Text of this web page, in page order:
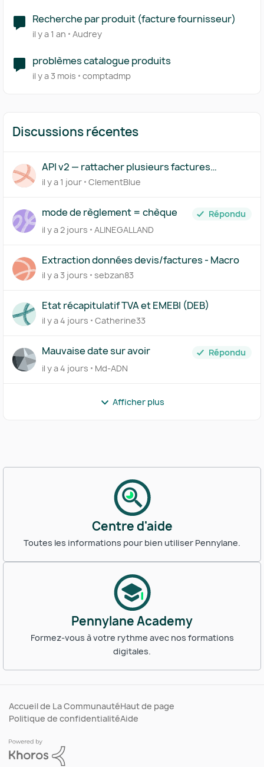
Recherche par produit (facture fournisseur)
il y a 1 an Audrey
problèmes catalogue produits
il y a 3 mois comptadmp
Discussions récentes
API v2 — rattacher plusieurs factures
(acompte/solde) à un même devis
il y a 1 jour ClementBlue
mode de règlement = chèque
Répondu
il y a 2 jours
ALINEGALLAND
Extraction données devis/factures - Macro
il y a 3 jours sebzan83
Etat récapitulatif TVA et EMEBI (DEB)
il y a 4 jours Catherine33
Mauvaise date sur avoir
Répondu
il y a 4 jours
Md-ADN
Afficher plus
Centre d'aide
Toutes les informations pour bien utiliser Pennylane.
Pennylane Academy
Formez-vous à votre rythme avec nos formations
digitales.
Accueil de La CommunautéHaut de page
Politique de confidentialitéAide